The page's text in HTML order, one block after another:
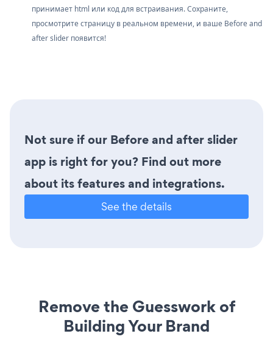
принимает html или код для встраивания. Сохраните,
просмотрите страницу в реальном времени, и ваше Before and
after slider появится!
Not sure if our Before and after slider
app is right for you? Find out more
about its features and integrations.
See the details
Remove the Guesswork of
Building Your Brand